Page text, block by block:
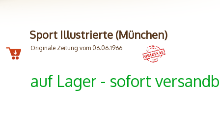
Sport Illustrierte (München)
Originale Zeitung vom 06.06.1966
auf Lager - sofort